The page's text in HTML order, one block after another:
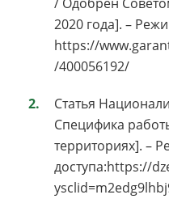
2020 года]. –
https://
/400056192/
Статья
Специфика
территориях]. –
доступа:https://